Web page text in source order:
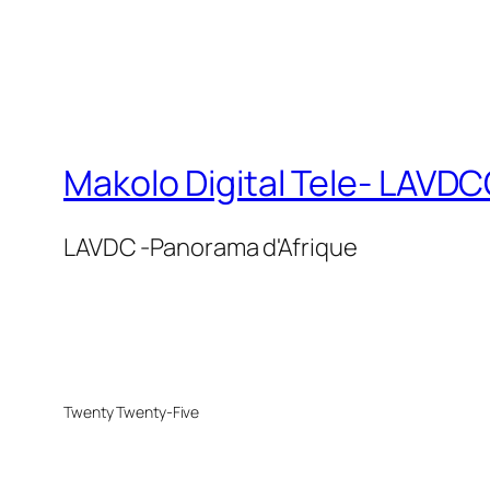
Makolo Digital Tele-
LAVDC -Panorama d'Afrique
Twenty Twenty-Five